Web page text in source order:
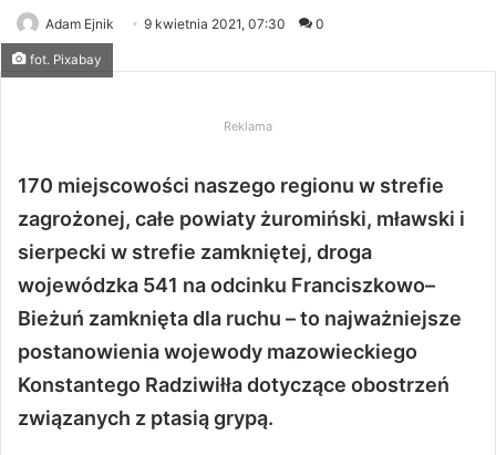
Adam Ejnik 9 kwietnia 2021, 07:30 0
fot. Pixabay
Reklama
170 miejscowości naszego regionu w strefie
zagrożonej, całe powiaty żuromiński, mławski i
sierpecki w strefie zamkniętej, droga
wojewódzka 541 na odcinku Franciszkowo–
Bieżuń zamknięta dla ruchu – to najważniejsze
postanowienia wojewody mazowieckiego
Konstantego Radziwiłła dotyczące obostrzeń
związanych z ptasią grypą.